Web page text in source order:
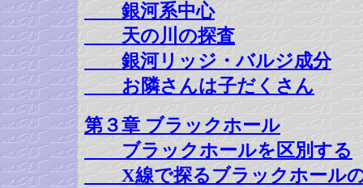
銀河系中心
天の川の探査
銀河リッジ・バルジ成分
お隣さんは子だくさん
第３章 ブラックホール
ブラックホールを区別する
X線で探るブラックホール